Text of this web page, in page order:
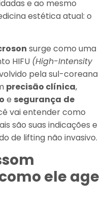
e ao mesmo
estética atual: o
surge como uma
HIFU (High-Intensity
pela sul-coreana
precisão clínica,
e segurança de
vai entender como
são suas indicações e
de lifting não invasivo.
ele age